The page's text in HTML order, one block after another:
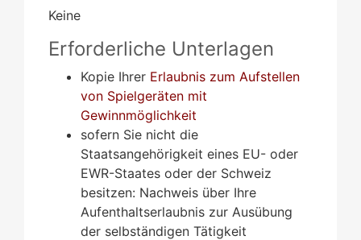
Keine
Erforderliche Unterlagen
Kopie Ihrer Erlaubnis zum Aufstellen
von Spielgeräten mit
Gewinnmöglichkeit
sofern Sie nicht die
Staatsangehörigkeit eines EU- oder
EWR-Staates oder der Schweiz
besitzen: Nachweis über Ihre
Aufenthaltserlaubnis zur Ausübung
der selbständigen Tätigkeit